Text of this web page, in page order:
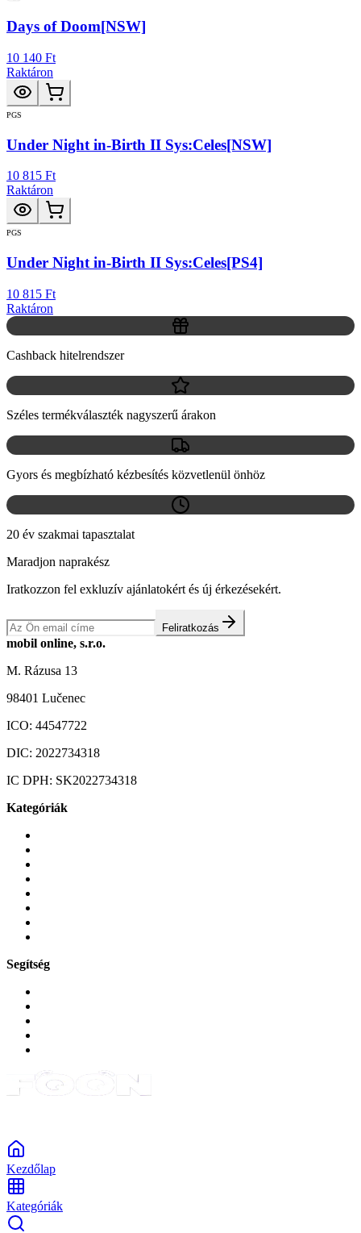
Days of Doom[NSW]
10 140 Ft
Raktáron
PGS
Under Night in-Birth II Sys:Celes[NSW]
10 815 Ft
Raktáron
PGS
Under Night in-Birth II Sys:Celes[PS4]
10 815 Ft
Raktáron
Cashback hitelrendszer
Széles termékválaszték nagyszerű árakon
Gyors és megbízható kézbesítés közvetlenül önhöz
20 év szakmai tapasztalat
Maradjon naprakész
Iratkozzon fel exkluzív ajánlatokért és új érkezésekért.
Feliratkozás
mobil online, s.r.o.
M. Rázusa 13
98401 Lučenec
ICO: 44547722
DIC: 2022734318
IC DPH: SK2022734318
Kategóriák
Segítség
Kezdőlap
Kategóriák